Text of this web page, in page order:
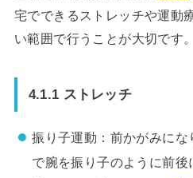
宅でできるストレッチや運動
い範囲で行うことが大切です。
4.1.1 ストレッチ
振り子運動：前かがみに
で腕を振り子のように前